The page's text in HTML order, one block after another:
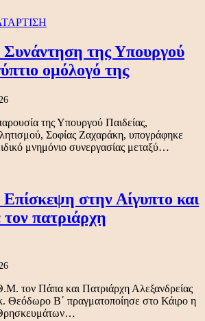
της Υπουργού
ομόλογό της
της Υπουργού Παιδείας,
Σοφίας Ζαχαράκη, υπογράφηκε
μνημόνιο συνεργασίας μεταξύ…
στην Αίγυπτο και
πατριάρχη
τον Πάπα και Πατριάρχη Αλεξανδρείας
Θεόδωρο Β΄ πραγματοποίησε στο Κάιρο η